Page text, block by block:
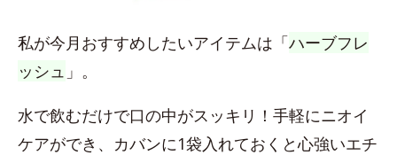
私が今月おすすめしたいアイテムは「ハーブフレ
ッシュ 」。
水で飲むだけで口の中がスッキリ！手軽にニオイ
ケアができ、カバンに1袋入れておくと心強いエチ